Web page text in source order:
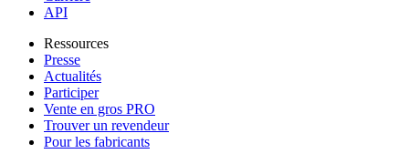
API
Ressources
Presse
Actualités
Participer
Vente en gros PRO
Trouver un revendeur
Pour les fabricants